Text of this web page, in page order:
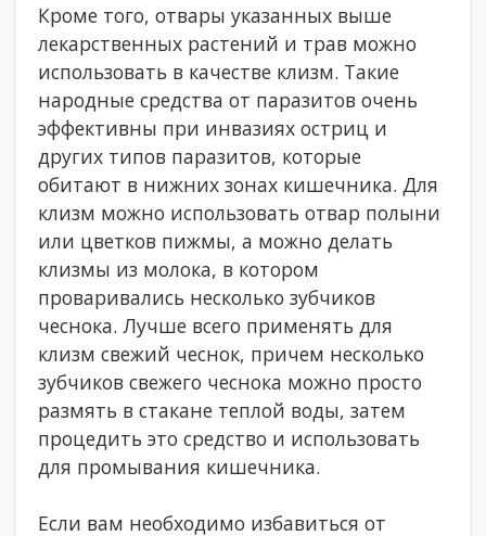
Кроме того, отвары указанных выше
лекарственных растений и трав можно
использовать в качестве клизм. Такие
народные средства от паразитов очень
эффективны при инвазиях остриц и
других типов паразитов, которые
обитают в нижних зонах кишечника. Для
клизм можно использовать отвар полыни
или цветков пижмы, а можно делать
клизмы из молока, в котором
проваривались несколько зубчиков
чеснока. Лучше всего применять для
клизм свежий чеснок, причем несколько
зубчиков свежего чеснока можно просто
размять в стакане теплой воды, затем
процедить это средство и использовать
для промывания кишечника.
Если вам необходимо избавиться от